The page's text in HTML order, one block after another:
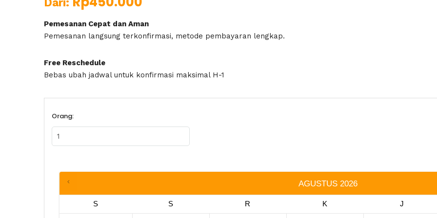
Pemesanan Cepat dan Aman
Pemesanan langsung terkonfirmasi, metode pembayaran lengkap.
Free Reschedule
Bebas ubah jadwal untuk konfirmasi maksimal H-1
Orang:
AGUSTUS 2026
S S R K J